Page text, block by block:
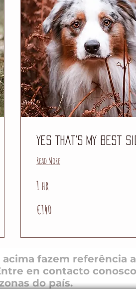
Yes that's my best
Read More
1 hr
euros
€140
fazem referência
en contacto
do país.